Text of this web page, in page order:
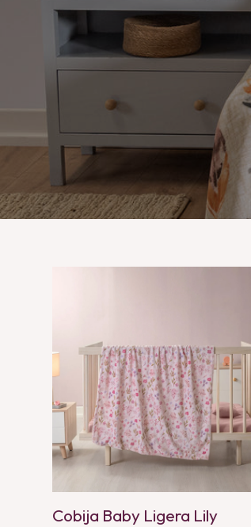
Cobija Baby Ligera Lily